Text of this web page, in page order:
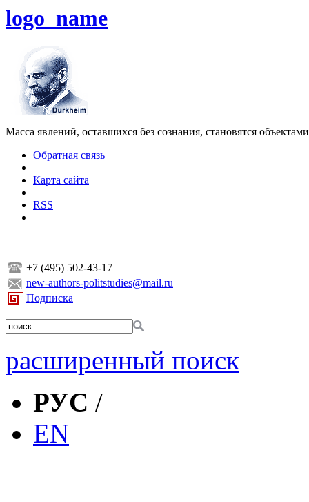
logo_name
Масса явлений, оставшихся без сознания, становятся
Обратная связь
|
Карта сайта
|
RSS
+7 (495) 502-43-17
new-authors-politstudies@mail.ru
Подписка
расширенный поиск
РУС /
EN